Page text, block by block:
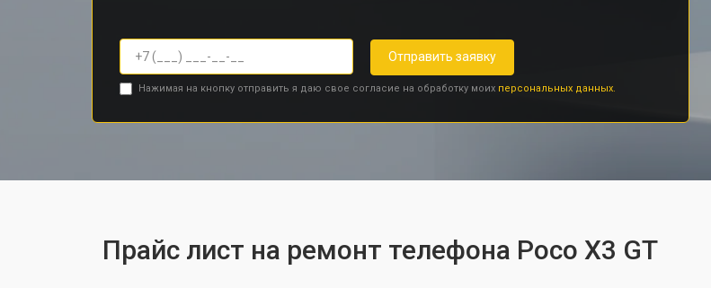
Отправить заявку
Нажимая на кнопку отправить я даю свое согласие на обработку моих персональных данных.
Прайс лист на ремонт телефона Poco X3 GT